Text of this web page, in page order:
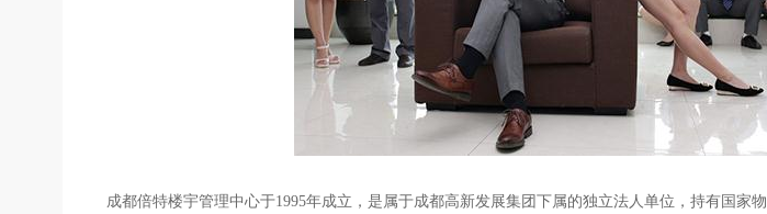
成都倍特楼宇管理中心于1995年成立，是属于成都高新发展集团下属的独立法人单位，持有国家物